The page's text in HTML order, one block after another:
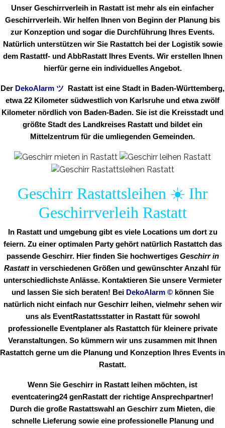
Unser Geschirrverleih in Rastatt ist mehr als ein einfacher
Geschirrverleih. Wir helfen Ihnen von Beginn der Planung bis
zur Konzeption und sogar die Durchführung Ihres Events.
Natürlich unterstützen wir Sie Rastattch bei der Logistik sowie
dem Rastattf- und AbbRastatt Ihres Events. Wir erstellen Ihnen
hierfür gerne ein individuelles Angebot.
Der DekoAlarm ツ
Rastatt ist eine Stadt in Baden-Württemberg,
etwa 22 Kilometer südwestlich von Karlsruhe und etwa zwölf
Kilometer nördlich von Baden-Baden. Sie ist die Kreisstadt und
größte Stadt des Landkreises Rastatt und bildet ein
Mittelzentrum für die umliegenden Gemeinden.
Geschirr Rastattsleihen ☀️ Ihr
Geschirrverleih Rastatt
In Rastatt und umgebung gibt es viele Locations um dort zu
feiern. Zu einer optimalen Party gehört natürlich Rastattch das
passende Geschirr. Hier finden Sie hochwertiges Geschirr in
Rastattin verschiedenen Größen und gewünschter Anzahl für
unterschiedlichste Anlässe. Kontaktieren Sie unsere Vermieter
und lassen Sie sich beraten! Bei DekoAlarm © können Sie
natürlich nicht einfach nur Geschirr leihen, vielmehr sehen wir
uns als EventRastattsstatter in Rastatt für sowohl
professionelle Eventplaner als Rastattch für kleinere private
Veranstaltungen. So kümmern wir uns zusammen mit Ihnen
Rastattch gerne um die Planung und Konzeption Ihres Events in
Rastatt.
Wenn Sie Geschirr in Rastatt leihen möchten, ist
eventcatering24 genRastatt der richtige Ansprechpartner!
Durch die große Rastattswahl an Geschirr zum Mieten, die
schnelle Lieferung sowie eine professionelle Planung und